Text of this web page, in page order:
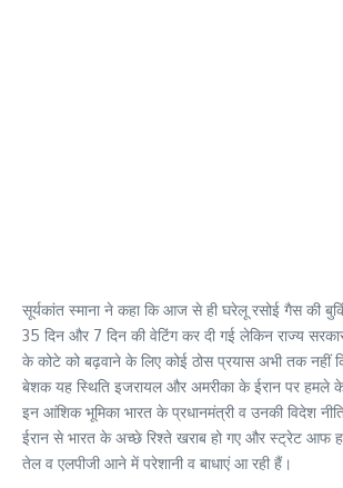
सूर्यकांत स्माना ने कहा कि आज से ही घरेलू रसोई गैस की
35 दिन और 7 दिन की वेटिंग कर दी गई लेकिन राज्य
के कोटे को बढ़वाने के लिए कोई ठोस प्रयास अभी तक नहीं
बेशक यह स्थिति इजरायल और अमरीका के ईरान पर हमले
इन आंशिक भूमिका भारत के प्रधानमंत्री व उनकी विदेश
ईरान से भारत के अच्छे रिश्ते खराब हो गए और स्ट्रेट आफ
तेल व एलपीजी आने में परेशानी व बाधाएं आ रही हैं।